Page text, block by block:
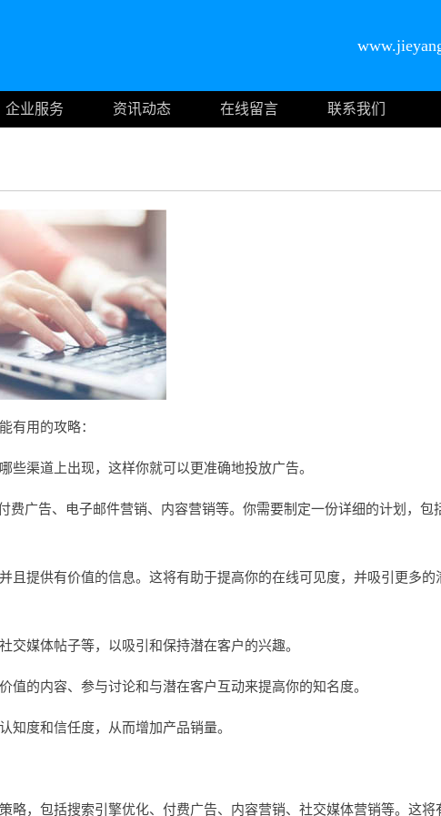
企业服务 资讯动态 在线留言
联系我们
有用的攻略：
渠道上出现，这样你就可以更准确地投放广告。
广告、电子邮件营销、内容营销等。你需要制定一份详细的计划，包
提供有价值的信息。这将有助于提高你的在线可见度，并吸引更多的
媒体帖子等，以吸引和保持潜在客户的兴趣。
的内容、参与讨论和与潜在客户互动来提高你的知名度。
知度和信任度，从而增加产品销量。
，包括搜索引擎优化、付费广告、内容营销、社交媒体营销等。这将